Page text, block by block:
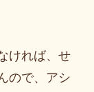
ければ、せ
ので、アシ